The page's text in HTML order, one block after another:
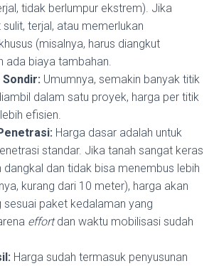
tidak berlumpur ekstrem). Jika
terjal, atau memerlukan
(misalnya, harus diangkut
ada biaya tambahan.
Umumnya, semakin banyak titik
dalam satu proyek, harga per titik
efisien.
Harga dasar adalah untuk
standar. Jika tanah sangat keras
dangkal dan tidak bisa menembus lebih
kurang dari 10 meter), harga akan
sesuai paket kedalaman yang
effortdan waktu mobilisasi sudah
Harga sudah termasuk penyusunan